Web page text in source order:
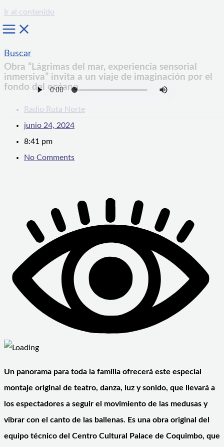
Ir al contenido
Buscar
Obra “Lágrimas del mar, experiencia sensorial
inmersiva” invita a un viaje de imaginación por el
fondo del océano
Radio Ruta Norte
junio 24, 2024
8:41 pm
No Comments
Un panorama para toda la familia ofrecerá este especial
montaje original de teatro, danza, luz y sonido, que llevará a
los espectadores a seguir el movimiento de las medusas y
vibrar con el canto de las ballenas. Es una obra original del
equipo técnico del Centro Cultural Palace de Coquimbo, que